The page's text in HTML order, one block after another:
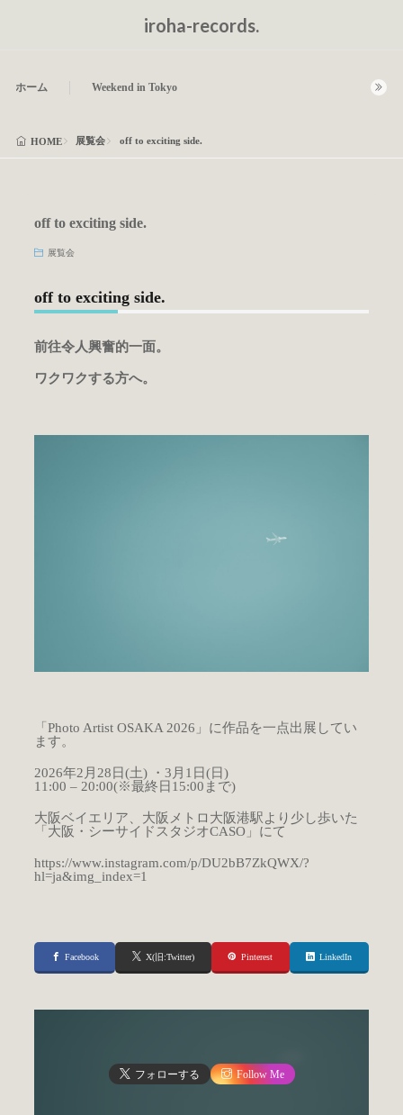
iroha-records.
ホーム Weekend in Tokyo
HOME 展覧会 off to exciting side.
off to exciting side.
展覧会
off to exciting side.
前往令人興奮的一面。
ワクワクする方へ。
「Photo Artist OSAKA 2026」に作品を一点出展してい
ます。
2026年2月28日(土) ・3月1日(日)
11:00 – 20:00(※最終日15:00まで)
大阪ベイエリア、大阪メトロ大阪港駅より少し歩いた
「大阪・シーサイドスタジオCASO」にて
https://www.instagram.com/p/DU2bB7ZkQWX/?
hl=ja&img_index=1
Facebook X(旧:Twitter) Pinterest LinkedIn
フォローする Follow Me